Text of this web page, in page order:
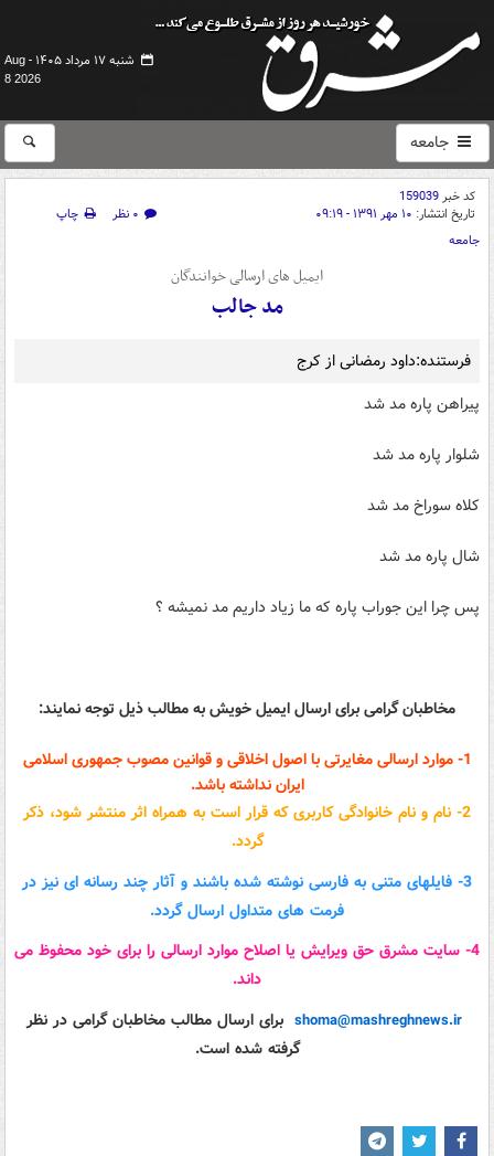
شنبه ۱۷ مرداد ۱۴۰۵ -
Aug
8 2026
جامعه
کد خبر159039
تاریخ انتشار: ۱۰ مهر ۱۳۹۱ - ۰۹:۱۹ ۰ نظر
چاپ
جامعه
ایمیل های ارسالی خوانندگان
مد جالب
فرستنده:داود رمضانی از کرج
پیراهن پاره مد شد
شلوار پاره مد شد
کلاه سوراخ مد شد
شال پاره مد شد
پس چرا این جوراب پاره که ما زیاد داریم مد نمیشه ؟
مخاطبان گرامی برای ارسال ایمیل خویش به مطالب ذیل توجه نمایند:
1- موارد ارسالی مغایرتی با اصول اخلاقی و قوانین مصوب جمهوری اسلامی
ایران نداشته باشد.
2- نام و نام خانوادگی کاربری که قرار است به همراه اثر منتشر شود، ذکر
گردد.
3- فایلهای متنی به فارسی نوشته شده باشند و آثار چند رسانه ای نیز در
فرمت های متداول ارسال گردد.
4- سایت مشرق حق ویرایش یا اصلاح موارد ارسالی را برای خود محفوظ می
داند.
shoma@mashreghnews.ir برای ارسال مطالب مخاطبان گرامی در نظر
گرفته شده است.